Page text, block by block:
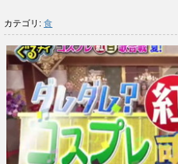
カテゴリ: 食